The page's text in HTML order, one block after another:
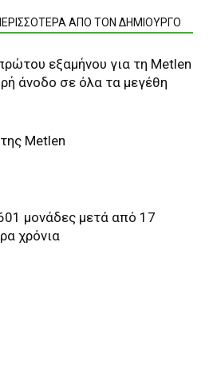
ΑΠΟ ΤΟΝ ΔΗΜΙΟΥΡΓΟ
εξαμήνου για τη Metlen
άνοδο σε όλα τα μεγέθη
Metlen
μονάδες μετά από 17
χρόνια